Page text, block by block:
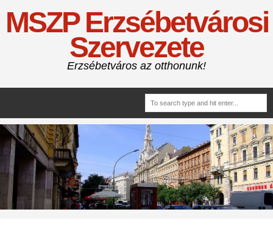
MSZP Erzsébetvárosi
Szervezete
Erzsébetváros az otthonunk!